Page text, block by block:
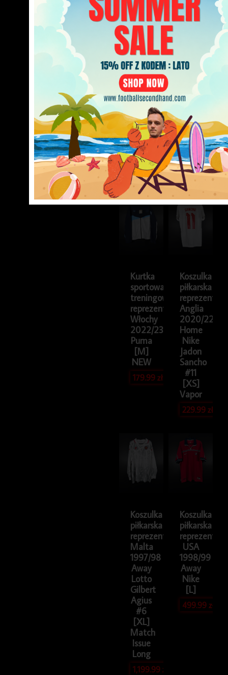
Koszulka
piłkarska
reprezentacji
Niemcy
2022/24
Home
Adidas
[L]
199.99zł
Koszulka
piłkarska
reprezentacji
Niemcy
2000/02
Home
Adidas
[M]
249.99zł
Kurtka
sportowa
treningowa
reprezentacji
Włochy
2022/23
Puma
[M]
NEW
179.99zł
Koszulka
piłkarska
reprezentacji
Anglia
2020/22
Home
Nike
Jadon
Sancho
#11
[XS]
Vapor
229.99zł
Koszulka
piłkarska
reprezentacji
Malta
1997/98
Away
Lotto
Gilbert
Agius
#6
[XL]
Match
Issue
Long
1,199.99zł
Koszulka
piłkarska
reprezentacji
USA
1998/99
Away
Nike
[L]
499.99zł